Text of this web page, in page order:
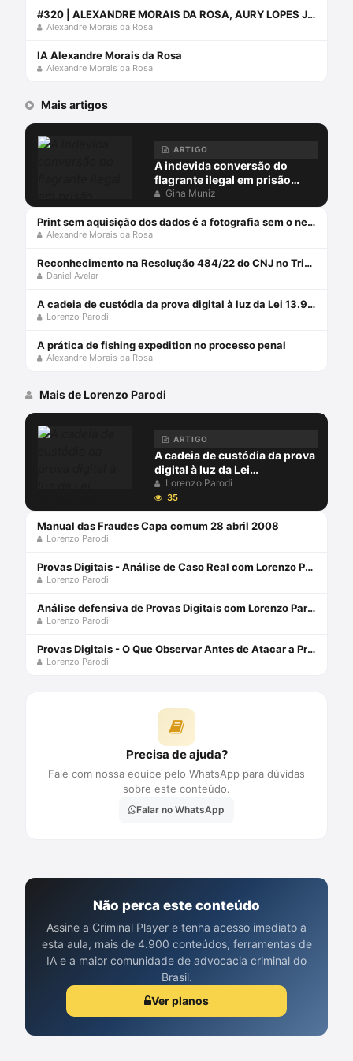
#320 | ALEXANDRE MORAIS DA ROSA, AURY LOPES JR, JOAQUIM NETO E LORENZO PARODI
Alexandre Morais da Rosa
IA Alexandre Morais da Rosa
Alexandre Morais da Rosa
Mais artigos
ARTIGO
A indevida conversão do
flagrante ilegal em prisão
preventiva
Gina Muniz
Print sem aquisição dos dados é a fotografia sem o negativo
Alexandre Morais da Rosa
Reconhecimento na Resolução 484/22 do CNJ no Tribunal do Júri
Daniel Avelar
A cadeia de custódia da prova digital à luz da Lei 13.964/2019
Lorenzo Parodi
A prática de fishing expedition no processo penal
Alexandre Morais da Rosa
Mais de Lorenzo Parodi
ARTIGO
A cadeia de custódia da prova
digital à luz da Lei
13.964/2019
Lorenzo Parodi
35
Manual das Fraudes Capa comum 28 abril 2008
Lorenzo Parodi
Provas Digitais - Análise de Caso Real com Lorenzo Parodi
Lorenzo Parodi
Análise defensiva de Provas Digitais com Lorenzo Parodi
Lorenzo Parodi
Provas Digitais - O Que Observar Antes de Atacar a Prova Digital com Lorenzo Parodi
Lorenzo Parodi
Precisa de ajuda?
Fale com nossa equipe pelo WhatsApp para dúvidas
sobre este conteúdo.
Falar no WhatsApp
Não perca este conteúdo
Assine a Criminal Player e tenha acesso imediato a
esta aula, mais de 4.900 conteúdos, ferramentas de
IA e a maior comunidade de advocacia criminal do
Brasil.
Ver planos